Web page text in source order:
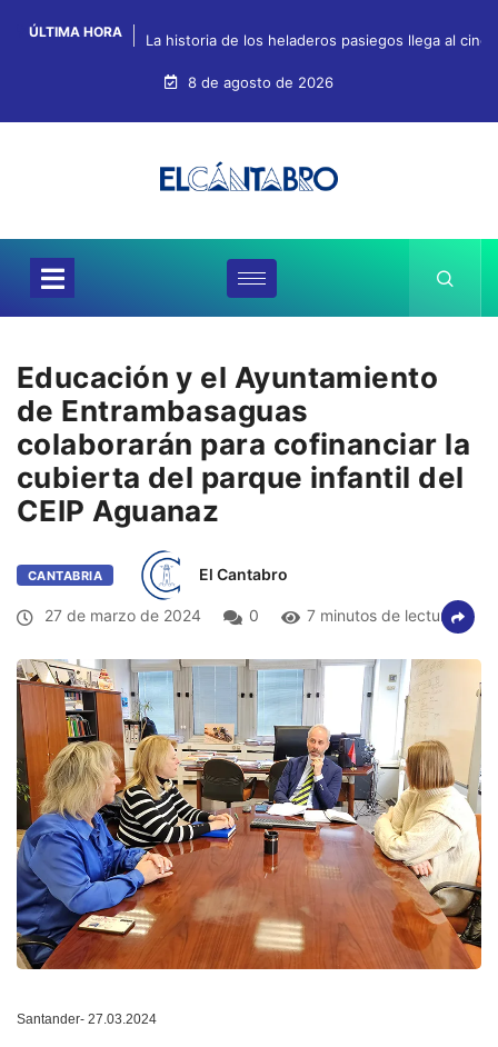
ÚLTIMA HORA La historia de los heladeros pasiegos llega al
8 de agosto de 2026
Educación y el Ayuntamiento
de Entrambasaguas
colaborarán para cofinanciar la
cubierta del parque infantil del
CEIP Aguanaz
CANTABRIA El Cantabro
27 de marzo de 2024 0 7 minutos de lectura
Santander- 27.03.2024